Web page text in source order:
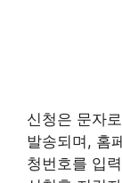
신청은 문자
발송되며, 홈
청번호를 입